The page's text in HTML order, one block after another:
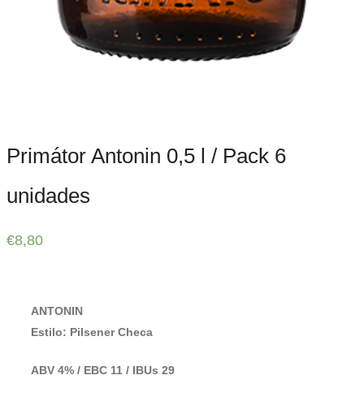
Primátor Antonin 0,5 l / Pack 6
unidades
€8,80
ANTONIN
Estilo: Pilsener Checa
ABV 4% / EBC 11 / IBUs 29